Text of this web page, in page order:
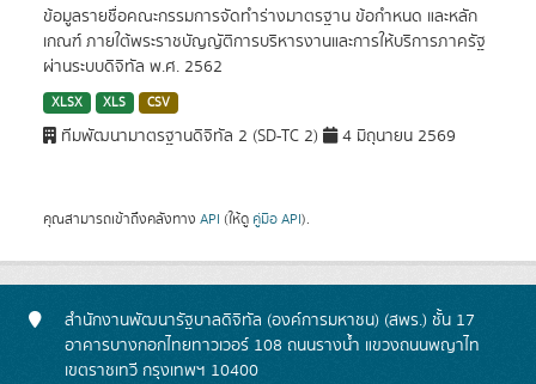
ข้อมูลรายชื่อคณะกรรมการจัดทำร่างมาตรฐาน ข้อกำหนด และหลัก
เกณฑ์ ภายใต้พระราชบัญญัติการบริหารงานและการให้บริการภาครัฐ
ผ่านระบบดิจิทัล พ.ศ. 2562
XLSX XLS CSV
ทีมพัฒนามาตรฐานดิจิทัล 2 (SD-TC 2) 4 มิถุนายน 2569
คุณสามารถเข้าถึงคลังทาง API (ให้ดู คู่มือ API).
สำนักงานพัฒนารัฐบาลดิจิทัล (องค์การมหาชน) (สพร.) ชั้น 17
อาคารบางกอกไทยทาวเวอร์ 108 ถนนรางน้ำ แขวงถนนพญาไท
เขตราชเทวี กรุงเทพฯ 10400